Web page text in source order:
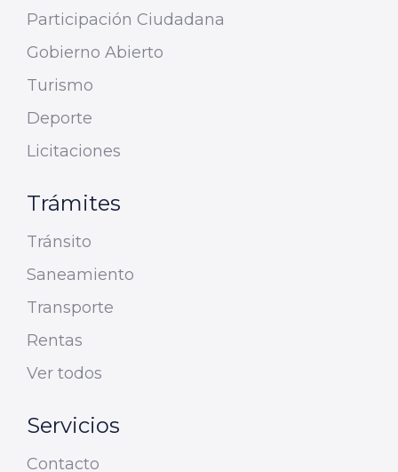
Participación Ciudadana
Gobierno Abierto
Turismo
Deporte
Licitaciones
Trámites
Tránsito
Saneamiento
Transporte
Rentas
Ver todos
Servicios
Contacto